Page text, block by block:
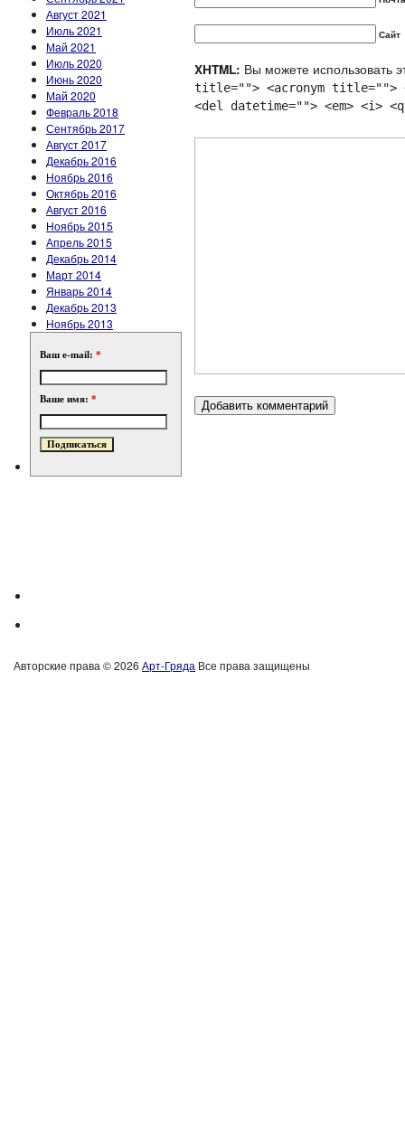
Август 2021
Июль 2021
Май 2021
Июль 2020
Июнь 2020
Май 2020
Февраль 2018
Сентябрь 2017
Август 2017
Декабрь 2016
Ноябрь 2016
Октябрь 2016
Август 2016
Ноябрь 2015
Апрель 2015
Декабрь 2014
Март 2014
Январь 2014
Декабрь 2013
Ноябрь 2013
Ваш e-mail: *
Ваше имя: *
Сайт
XHTML: Вы можете использовать
title=""> <acronym title="">
<del datetime=""> <em> <i>
Авторские права © 2026 Арт-Гряда Все права защищены